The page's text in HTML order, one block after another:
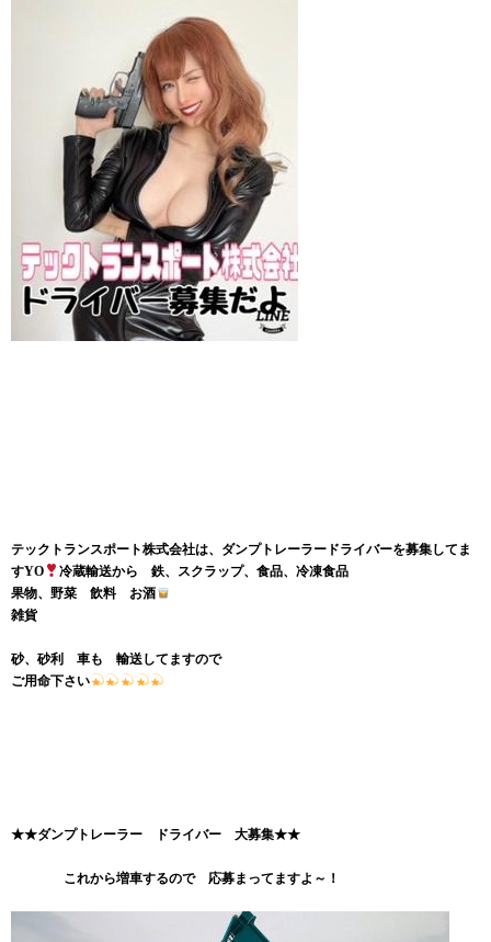
テックトランスポート株式会社は、ダンプトレーラードライバーを募集してま
すYO
冷蔵輸送から 鉄、スクラップ、食品、冷凍食品
果物、野菜 飲料 お酒
雑貨
砂、砂利 車も 輸送してますので
ご用命下さい
★★ダンプトレーラー ドライバー 大募集★★
これから増車するので 応募まってますよ～！